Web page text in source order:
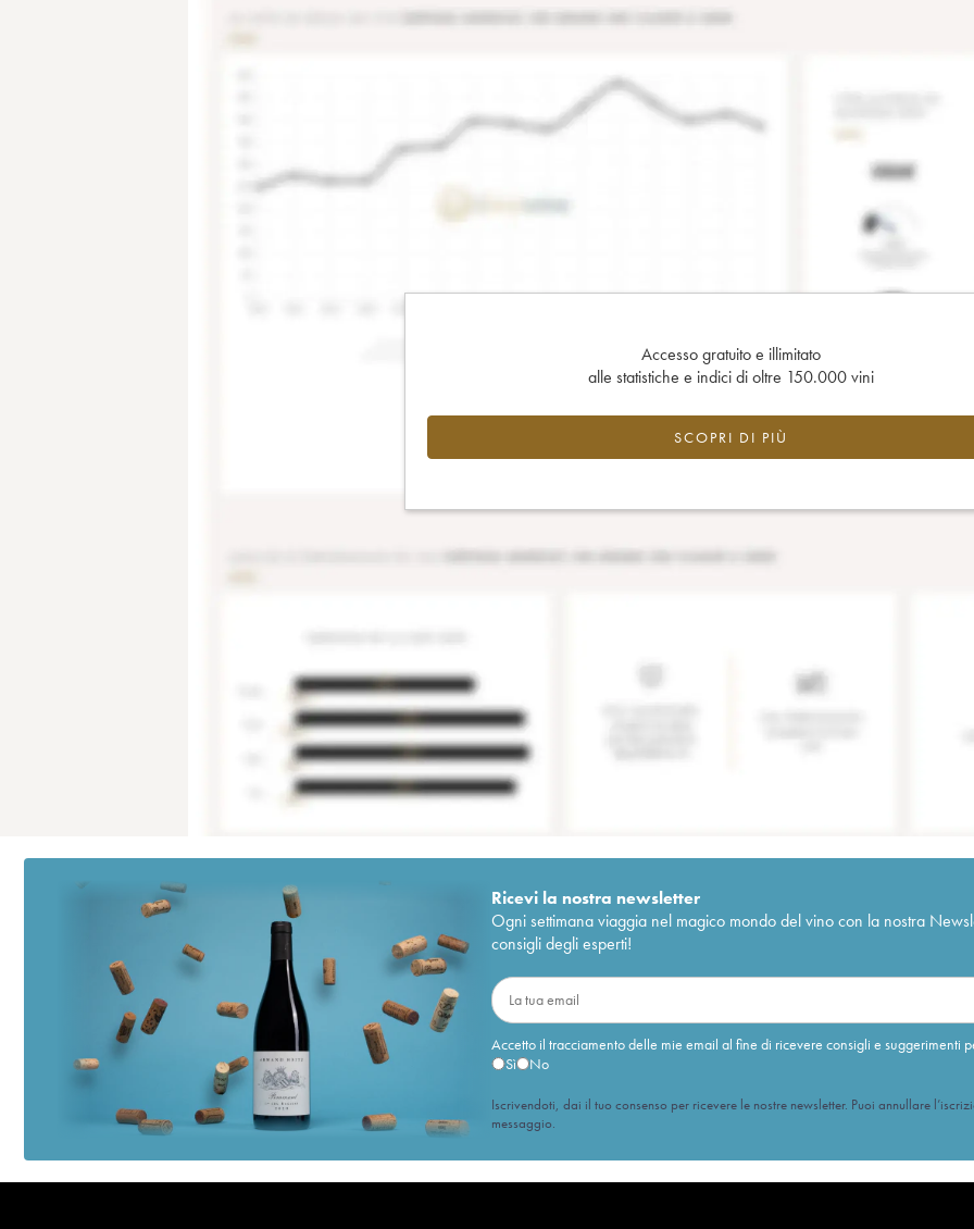
Accesso gratuito e illimitato
alle statistiche e indici di oltre 150.000 vini
SCOPRI DI PIÙ
Ricevi la nostra newsletter
Ogni settimana viaggia nel magico mondo del vino con la nostra
consigli degli esperti!
Accetto il tracciamento delle mie email al fine di ricevere consigli e suggerimenti
Sì
No
Iscrivendoti, dai il tuo consenso per ricevere le nostre newsletter. Puoi annullare
messaggio.